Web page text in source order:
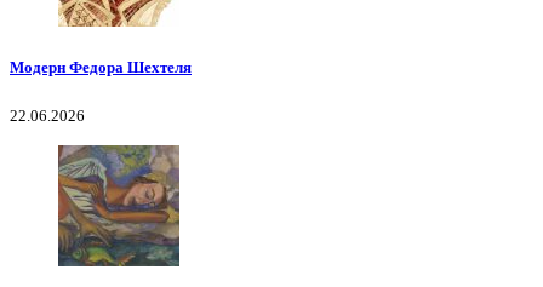
Модерн Федора Шехтеля
22.06.2026